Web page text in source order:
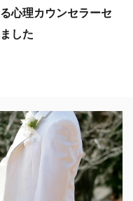
心理カウンセラーセ
した